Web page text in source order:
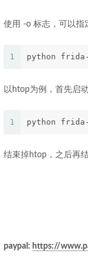
使用 -o 标志，可以指
1 python
以htop为例，首先启
1 python
结束掉htop，之后再
paypal: https://